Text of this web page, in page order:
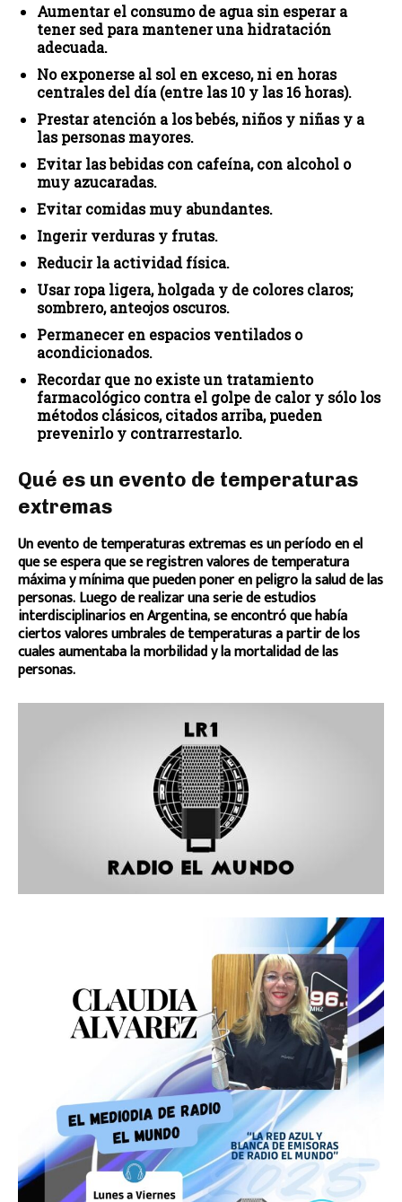
Aumentar el consumo de agua sin esperar a
tener sed para mantener una hidratación
adecuada.
No exponerse al sol en exceso, ni en horas
centrales del día (entre las 10 y las 16 horas).
Prestar atención a los bebés, niños y niñas y a
las personas mayores.
Evitar las bebidas con cafeína, con alcohol o
muy azucaradas.
Evitar comidas muy abundantes.
Ingerir verduras y frutas.
Reducir la actividad física.
Usar ropa ligera, holgada y de colores claros;
sombrero, anteojos oscuros.
Permanecer en espacios ventilados o
acondicionados.
Recordar que no existe un tratamiento
farmacológico contra el golpe de calor y sólo los
métodos clásicos, citados arriba, pueden
prevenirlo y contrarrestarlo.
Qué es un evento de temperaturas
extremas
Un evento de temperaturas extremas es un período en el
que se espera que se registren valores de temperatura
máxima y mínima que pueden poner en peligro la salud de las
personas. Luego de realizar una serie de estudios
interdisciplinarios en Argentina, se encontró que había
ciertos valores umbrales de temperaturas a partir de los
cuales aumentaba la morbilidad y la mortalidad de las
personas.